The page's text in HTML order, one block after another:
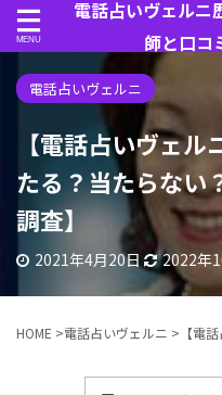
電話占いヴェルニ
師と口コ
電話占いヴェルニ
【電話占いヴェ
たる？当たらない
調査】
2021年4月20日 2022年
HOME >電話占いヴェルニ > 【電